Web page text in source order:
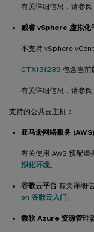
有关详细信息，请参阅
威睿 vSphere 虚拟化
不支持 vSphere
CTX131239 包含当前
有关详细信息，请参阅
支持的公共云主机：
亚马逊网络服务 (AWS)
有关使用 AWS 预配虚
拟化环境。
谷歌云平台 有关详细
on 谷歌云入门 。
微软 Azure 资源管理